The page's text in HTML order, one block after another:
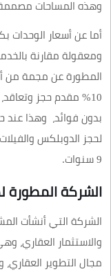
وهذه المساحات مصممة
ومعقولة مقارنة
المطورة عن مجمة من
بدون فوائد، وهذا عند
9 سنوات.
الشركة المطورة
الشركة التي أنشأت
والاستثمار العقاري،
مجال التطوير